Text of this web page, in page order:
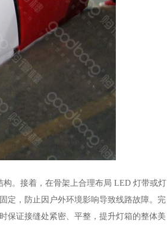
。接着，在骨架上合理布局 LED 灯带或灯
定，防止因户外环境影响导致线路故障。完
保证接缝处紧密、平整，提升灯箱的整体美